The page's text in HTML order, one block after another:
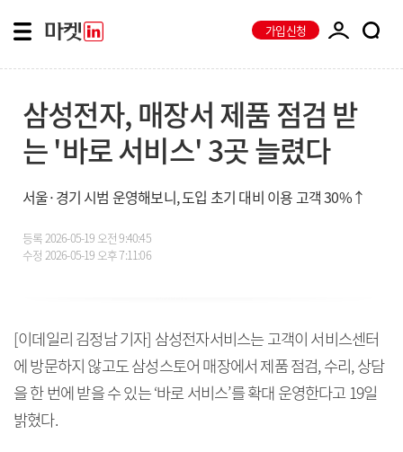
가입신청
삼성전자, 매장서 제품 점검 받
는 '바로 서비스' 3곳 늘렸다
서울·경기 시범 운영해보니, 도입 초기 대비 이용 고객 30%↑
등록2026-05-19 오전 9:40:45
수정 2026-05-19 오후 7:11:06
[이데일리 김정남 기자] 삼성전자서비스는 고객이 서비스센터
에 방문하지 않고도 삼성스토어 매장에서 제품 점검, 수리, 상담
을 한 번에 받을 수 있는 ‘바로 서비스’를 확대 운영한다고 19일
밝혔다.